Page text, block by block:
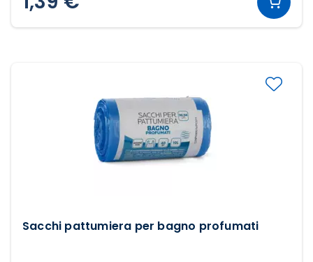
Sacchi pattumiera per bagno profumati